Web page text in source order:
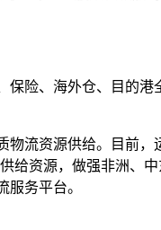
险、海外仓、目的
流资源供给。目前
资源，做强非洲、
务平台。